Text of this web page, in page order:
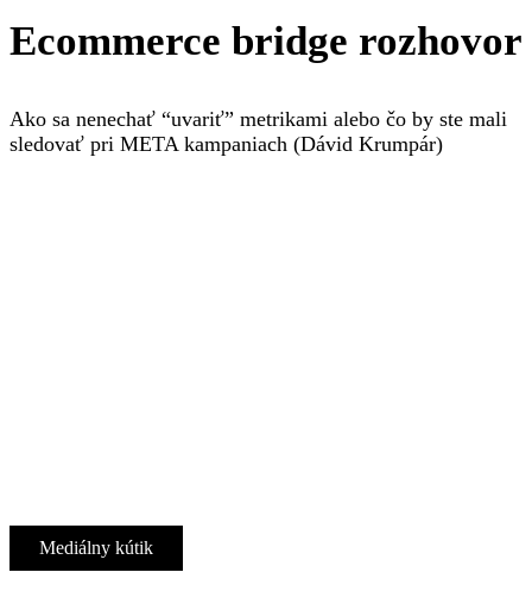
Ecommerce bridge rozhovor
Ako sa nenechať “uvariť” metrikami alebo čo by ste mali
sledovať pri META kampaniach (Dávid Krumpár)
Mediálny kútik